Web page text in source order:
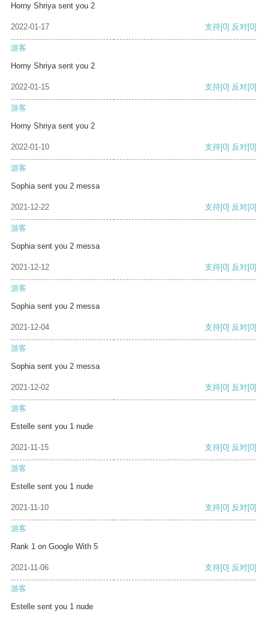
Horny Shriya sent you 2
2022-01-17 支持[0] 反对[0]
游客
Horny Shriya sent you 2
2022-01-15 支持[0] 反对[0]
游客
Horny Shriya sent you 2
2022-01-10 支持[0] 反对[0]
游客
Sophia sent you 2 messa
2021-12-22 支持[0] 反对[0]
游客
Sophia sent you 2 messa
2021-12-12 支持[0] 反对[0]
游客
Sophia sent you 2 messa
2021-12-04 支持[0] 反对[0]
游客
Sophia sent you 2 messa
2021-12-02 支持[0] 反对[0]
游客
Estelle sent you 1 nude
2021-11-15 支持[0] 反对[0]
游客
Estelle sent you 1 nude
2021-11-10 支持[0] 反对[0]
游客
Rank 1 on Google With 5
2021-11-06 支持[0] 反对[0]
游客
Estelle sent you 1 nude